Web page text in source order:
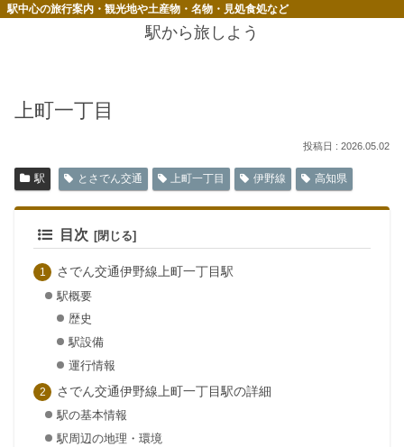
駅中心の旅行案内・観光地や土産物・名物・見処食処など
駅から旅しよう
上町一丁目
2026.05.02
駅 とさでん交通 上町一丁目 伊野線 高知県
目次
さでん交通伊野線上町一丁目駅
駅概要
歴史
駅設備
運行情報
さでん交通伊野線上町一丁目駅の詳細
駅の基本情報
駅周辺の地理・環境